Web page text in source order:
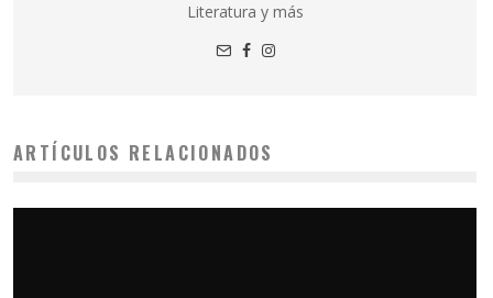
Literatura y más
ARTÍCULOS RELACIONADOS